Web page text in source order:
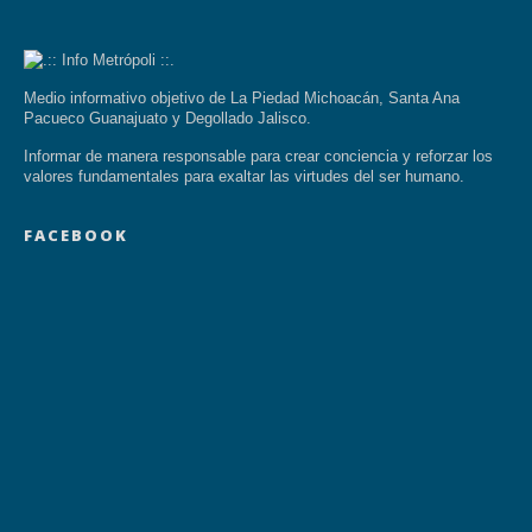
Medio informativo objetivo de La Piedad Michoacán, Santa Ana
Pacueco Guanajuato y Degollado Jalisco.
Informar de manera responsable para crear conciencia y reforzar los
valores fundamentales para exaltar las virtudes del ser humano.
FACEBOOK